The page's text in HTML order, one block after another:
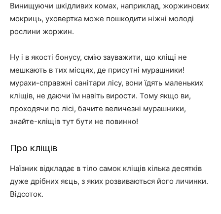
Винищуючи шкідливих комах, наприклад, жоржинових
мокриць, уховертка може пошкодити ніжні молоді
рослини жоржин.
Ну і в якості бонусу, смію зауважити, що кліщі не
мешкають в тих місцях, де присутні мурашники!
мурахи-справжні санітари лісу, вони їдять маленьких
кліщів, не даючи їм навіть вирости. Тому якщо ви,
проходячи по лісі, бачите величезні мурашники,
знайте-кліщів тут бути не повинно!
Про кліщів
Наїзник відкладає в тіло самок кліщів кілька десятків
дуже дрібних яєць, з яких розвиваються його личинки.
Відсоток.